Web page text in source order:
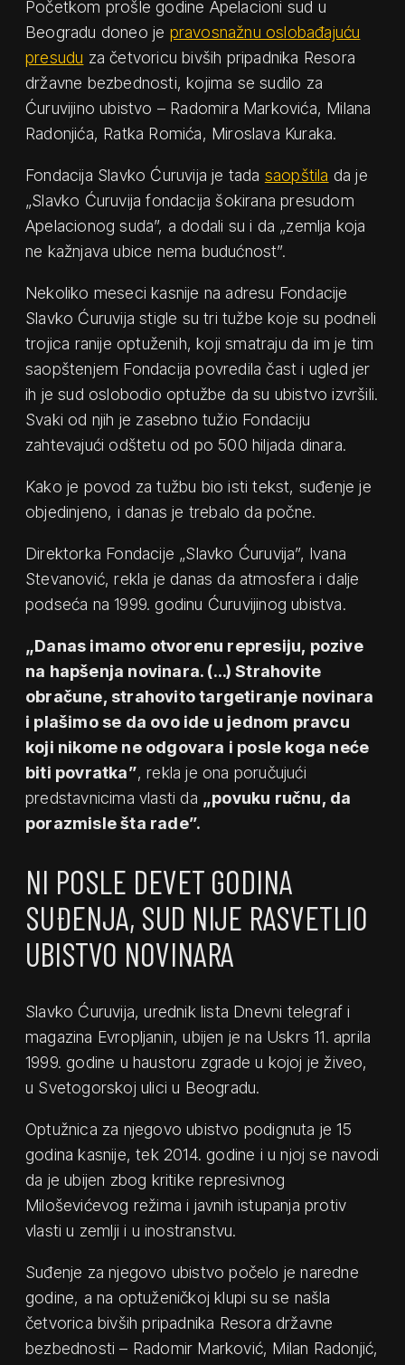
Početkom prošle godine Apelacioni sud u
Beogradu doneo je pravosnažnu oslobađajuću
presudu za četvoricu bivših pripadnika Resora
državne bezbednosti, kojima se sudilo za
Ćuruvijino ubistvo – Radomira Markovića, Milana
Radonjića, Ratka Romića, Miroslava Kuraka.
Fondacija Slavko Ćuruvija je tada saopštila da je
„Slavko Ćuruvija fondacija šokirana presudom
Apelacionog suda”, a dodali su i da „zemlja koja
ne kažnjava ubice nema budućnost”.
Nekoliko meseci kasnije na adresu Fondacije
Slavko Ćuruvija stigle su tri tužbe koje su podneli
trojica ranije optuženih, koji smatraju da im je tim
saopštenjem Fondacija povredila čast i ugled jer
ih je sud oslobodio optužbe da su ubistvo izvršili.
Svaki od njih je zasebno tužio Fondaciju
zahtevajući odštetu od po 500 hiljada dinara.
Kako je povod za tužbu bio isti tekst, suđenje je
objedinjeno, i danas je trebalo da počne.
Direktorka Fondacije „Slavko Ćuruvija”, Ivana
Stevanović, rekla je danas da atmosfera i dalje
podseća na 1999. godinu Ćuruvijinog ubistva.
„Danas imamo otvorenu represiju, pozive
na hapšenja novinara. (…) Strahovite
obračune, strahovito targetiranje novinara
i plašimo se da ovo ide u jednom pravcu
koji nikome ne odgovara i posle koga neće
biti povratka”, rekla je ona poručujući
predstavnicima vlasti da „povuku ručnu, da
porazmisle šta rade”.
NI POSLE DEVET GODINA
SUĐENJA, SUD NIJE RASVETLIO
UBISTVO NOVINARA
Slavko Ćuruvija, urednik lista Dnevni telegraf i
magazina Evropljanin, ubijen je na Uskrs 11. aprila
1999. godine u haustoru zgrade u kojoj je živeo,
u Svetogorskoj ulici u Beogradu.
Optužnica za njegovo ubistvo podignuta je 15
godina kasnije, tek 2014. godine i u njoj se navodi
da je ubijen zbog kritike represivnog
Miloševićevog režima i javnih istupanja protiv
vlasti u zemlji i u inostranstvu.
Suđenje za njegovo ubistvo počelo je naredne
godine, a na optuženičkoj klupi su se našla
četvorica bivših pripadnika Resora državne
bezbednosti – Radomir Marković, Milan Radonjić,